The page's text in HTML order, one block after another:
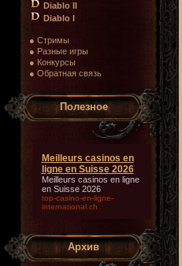
Diablo II
Diablo I
● Стримы
● Разные игры
● Конкурсы
● Обратная связь
Полезное
Meilleurs casinos en
ligne en Suisse 2026
Meilleurs casinos en ligne
en Suisse 2026
top-casino-en-ligne-
international.ch
Архив